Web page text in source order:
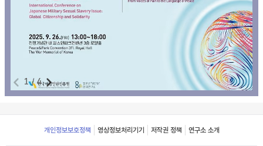
1/4
Footer
개인정보보호정책 영상정보처리기기 저작권 정책 연구소 소개